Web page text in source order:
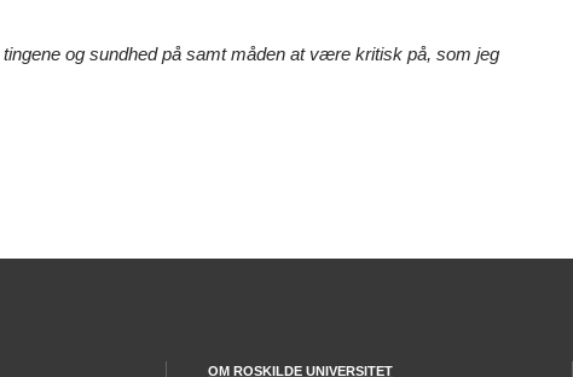
og sundhed på samt måden at være kritisk på, som jeg
OM ROSKILDE UNIVERSITET